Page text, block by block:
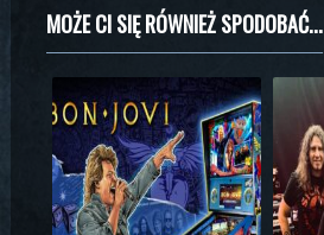
MOŻE CI SIĘ RÓWNIEŻ SPODOBAĆ...